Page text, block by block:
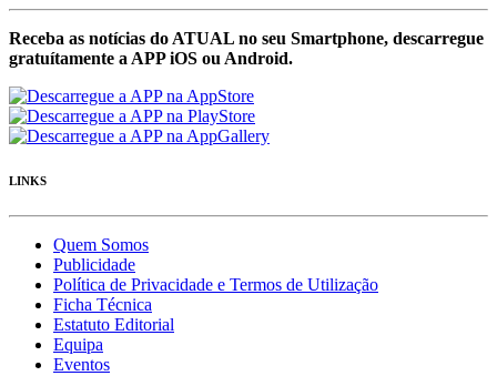
Receba as notícias do ATUAL no seu Smartphone, descarregue
gratuítamente a APP iOS ou Android.
LINKS
Quem Somos
Publicidade
Política de Privacidade e Termos de Utilização
Ficha Técnica
Estatuto Editorial
Equipa
Eventos